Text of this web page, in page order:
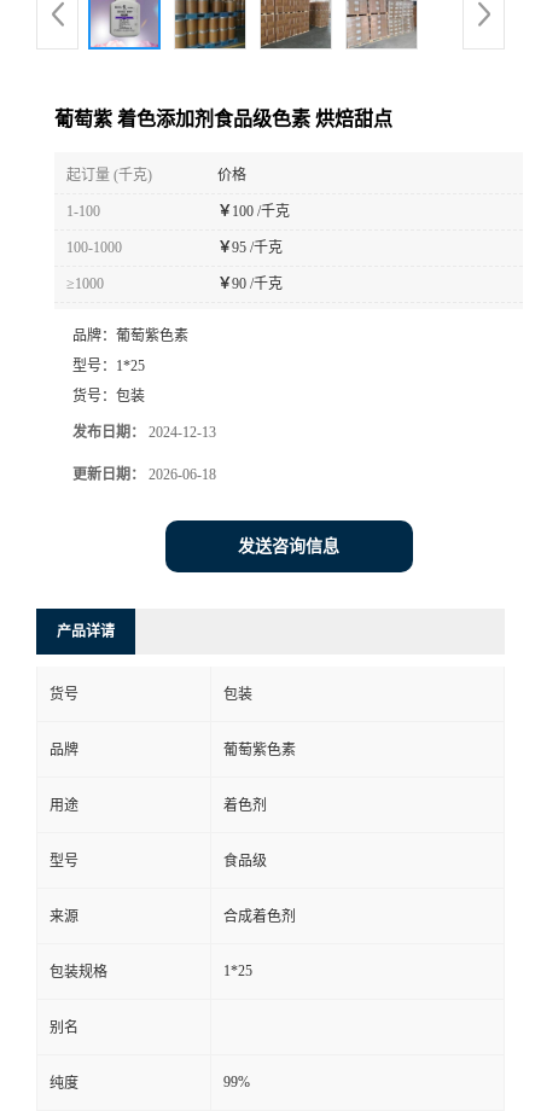
葡萄紫 着色添加剂食品级色素 烘焙甜点
起订量 (千克) 价格
1-100 ￥ 100 /千克
100-1000 ￥95 /千克
≥1000 ￥90 /千克
品牌： 葡萄紫色素
型号： 1*25
货号： 包装
发布日期： 2024-12-13
更新日期： 2026-06-18
发送咨询信息
产品详请
货号 包装
品牌 葡萄紫色素
用途 着色剂
型号 食品级
来源 合成着色剂
包装规格 1*25
别名
纯度 99%